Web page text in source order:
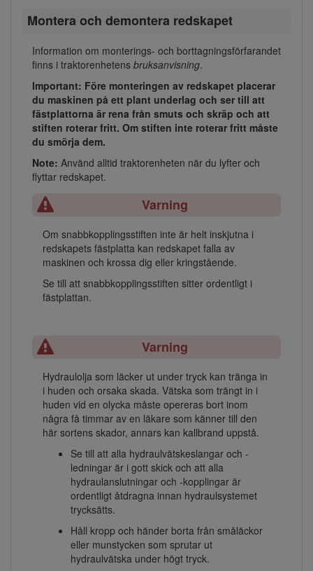
Montera och demontera redskapet
Information om monterings- och borttagningsförfarandet
finns i traktorenhetens bruksanvisning.
Important: Före monteringen av redskapet placerar
du maskinen på ett plant underlag och ser till att
fästplattorna är rena från smuts och skräp och att
stiften roterar fritt. Om stiften inte roterar fritt måste
du smörja dem.
Note: Använd alltid traktorenheten när du lyfter och
flyttar redskapet.
Varning
Om snabbkopplingsstiften inte är helt inskjutna i
redskapets fästplatta kan redskapet falla av
maskinen och krossa dig eller kringstående.
Se till att snabbkopplingsstiften sitter ordentligt i
fästplattan.
Varning
Hydraulolja som läcker ut under tryck kan tränga in
i huden och orsaka skada. Vätska som trängt in i
huden vid en olycka måste opereras bort inom
några få timmar av en läkare som känner till den
här sortens skador, annars kan kallbrand uppstå.
Se till att alla hydraulvätskeslangar och -
ledningar är i gott skick och att alla
hydraulanslutningar och -kopplingar är
ordentligt åtdragna innan hydraulsystemet
trycksätts.
Håll kropp och händer borta från småläckor
eller munstycken som sprutar ut
hydraulvätska under högt tryck.